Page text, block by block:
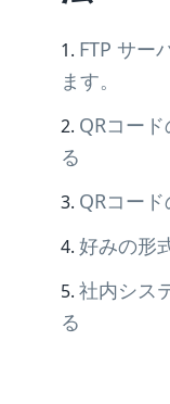
FTP サー
ます。
QRコー
る
QRコー
好みの形
社内シス
る